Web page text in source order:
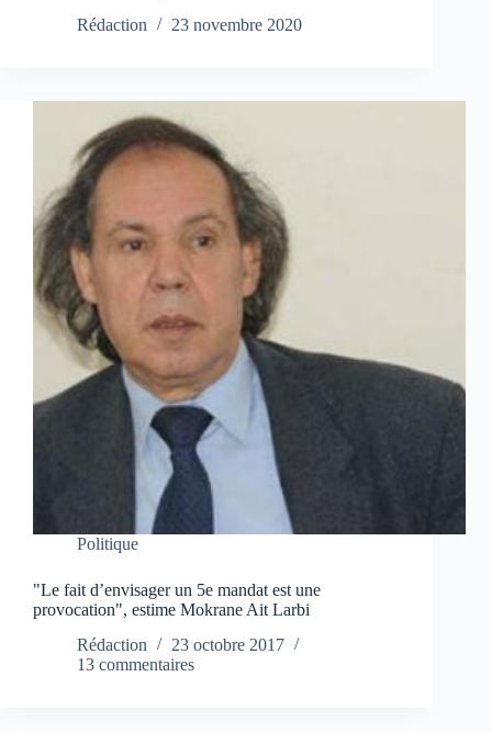
Rédaction
23 novembre 2020
Politique
"Le fait d’envisager un 5e mandat est une
provocation", estime Mokrane Ait Larbi
Rédaction
23 octobre 2017
13 commentaires